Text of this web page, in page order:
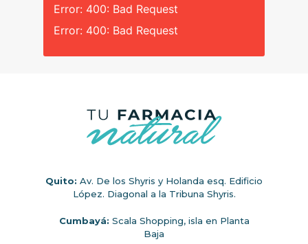
Error: 400: Bad Request
Error: 400: Bad Request
Quito: Av. De los Shyris y Holanda esq. Edificio
López. Diagonal a la Tribuna Shyris.
Cumbayá: Scala Shopping, isla en Planta
Baja